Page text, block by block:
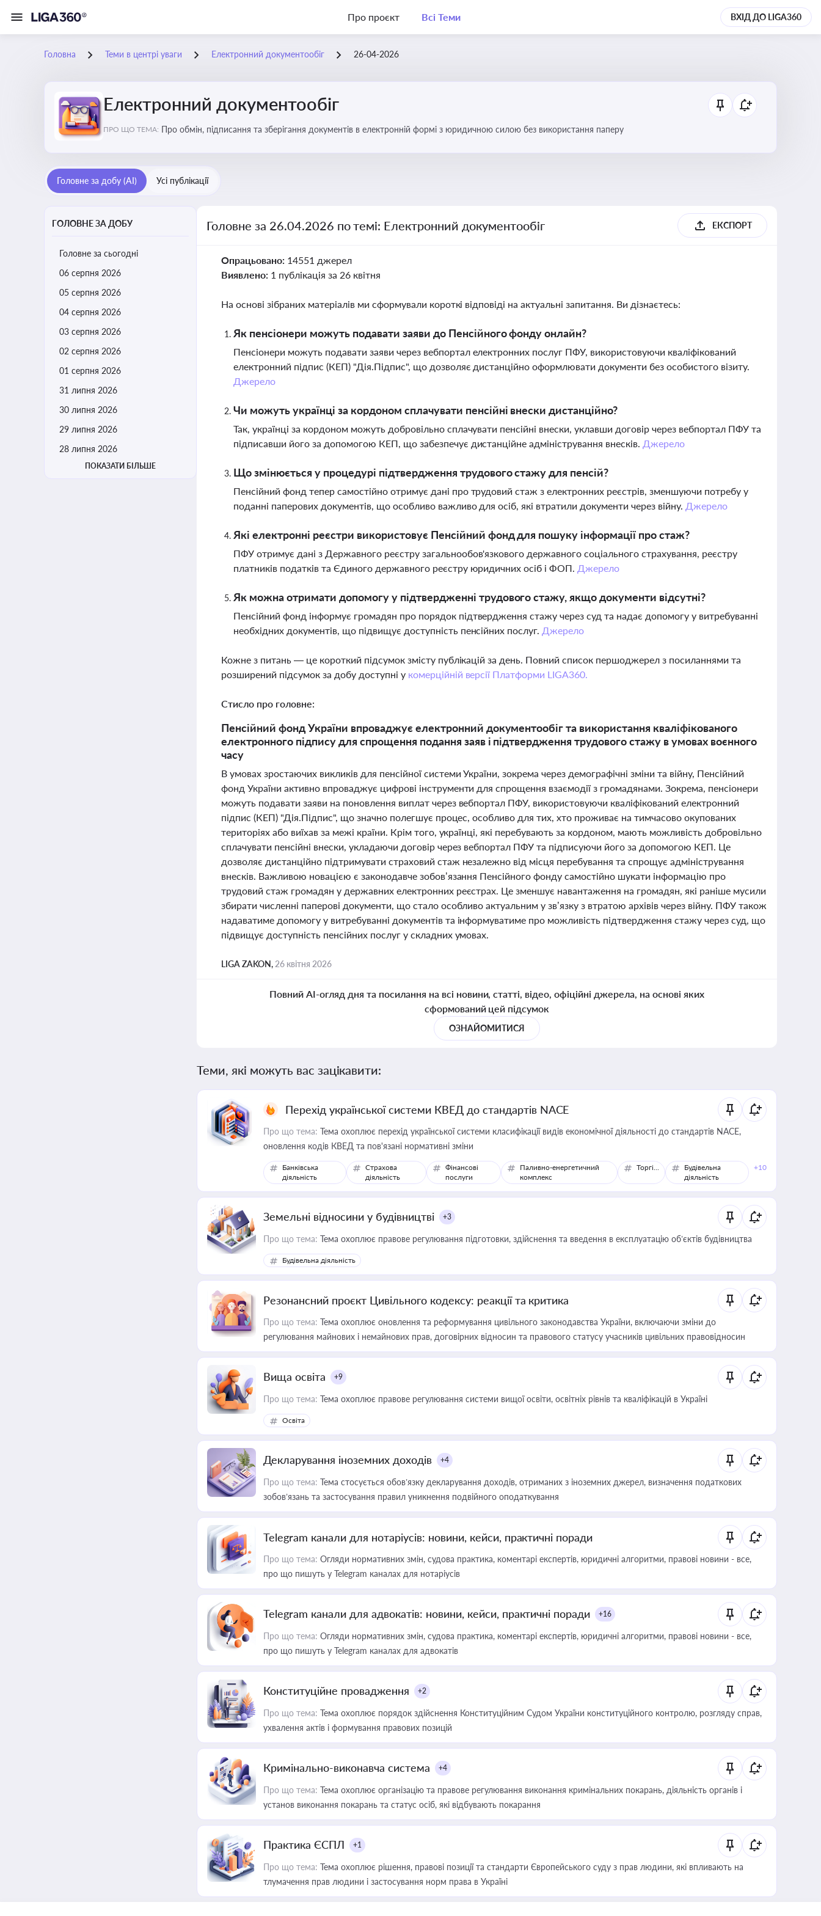
Про проєкт Всі Теми ВХІД ДО LIGA360
Головна Теми в центрі уваги Електронний документообіг 26-04-2026
Електронний документообіг
ПРО ЩО ТЕМА: Про обмін, підписання та зберігання документів в електронній формі з юридичною силою без використання паперу
Головне за добу (AI) Усі публікації
ГОЛОВНЕ ЗА ДОБУ
Головне за сьогодні
06 серпня 2026
05 серпня 2026
04 серпня 2026
03 серпня 2026
02 серпня 2026
01 серпня 2026
31 липня 2026
30 липня 2026
29 липня 2026
28 липня 2026
ПОКАЗАТИ БІЛЬШЕ
Головне за 26.04.2026 по темі: Електронний документообіг ЕКСПОРТ
Опрацьовано: 14551 джерел
Виявлено: 1 публікація за 26 квітня
На основі зібраних матеріалів ми сформували короткі відповіді на актуальні запитання. Ви дізнаєтесь:
Як пенсіонери можуть подавати заяви до Пенсійного фонду онлайн?
Пенсіонери можуть подавати заяви через вебпортал електронних послуг ПФУ, використовуючи кваліфікований
електронний підпис (КЕП) "Дія.Підпис", що дозволяє дистанційно оформлювати документи без особистого візиту.
Джерело
Чи можуть українці за кордоном сплачувати пенсійні внески дистанційно?
Так, українці за кордоном можуть добровільно сплачувати пенсійні внески, уклавши договір через вебпортал ПФУ та
підписавши його за допомогою КЕП, що забезпечує дистанційне адміністрування внесків. Джерело
Що змінюється у процедурі підтвердження трудового стажу для пенсій?
Пенсійний фонд тепер самостійно отримує дані про трудовий стаж з електронних реєстрів, зменшуючи потребу у
поданні паперових документів, що особливо важливо для осіб, які втратили документи через війну. Джерело
Які електронні реєстри використовує Пенсійний фонд для пошуку інформації про стаж?
ПФУ отримує дані з Державного реєстру загальнообов'язкового державного соціального страхування, реєстру
платників податків та Єдиного державного реєстру юридичних осіб і ФОП. Джерело
Як можна отримати допомогу у підтвердженні трудового стажу, якщо документи відсутні?
Пенсійний фонд інформує громадян про порядок підтвердження стажу через суд та надає допомогу у витребуванні
необхідних документів, що підвищує доступність пенсійних послуг. Джерело
Кожне з питань — це короткий підсумок змісту публікацій за день. Повний список першоджерел з посиланнями та
розширений підсумок за добу доступні у комерційній версії Платформи LIGA360.
Стисло про головне:
Пенсійний фонд України впроваджує електронний документообіг та використання кваліфікованого
електронного підпису для спрощення подання заяв і підтвердження трудового стажу в умовах воєнного
часу
В умовах зростаючих викликів для пенсійної системи України, зокрема через демографічні зміни та війну, Пенсійний
фонд України активно впроваджує цифрові інструменти для спрощення взаємодії з громадянами. Зокрема, пенсіонери
можуть подавати заяви на поновлення виплат через вебпортал ПФУ, використовуючи кваліфікований електронний
підпис (КЕП) "Дія.Підпис", що значно полегшує процес, особливо для тих, хто проживає на тимчасово окупованих
територіях або виїхав за межі країни. Крім того, українці, які перебувають за кордоном, мають можливість добровільно
сплачувати пенсійні внески, укладаючи договір через вебпортал ПФУ та підписуючи його за допомогою КЕП. Це
дозволяє дистанційно підтримувати страховий стаж незалежно від місця перебування та спрощує адміністрування
внесків. Важливою новацією є законодавче зобов’язання Пенсійного фонду самостійно шукати інформацію про
трудовий стаж громадян у державних електронних реєстрах. Це зменшує навантаження на громадян, які раніше мусили
збирати численні паперові документи, що стало особливо актуальним у зв’язку з втратою архівів через війну. ПФУ також
надаватиме допомогу у витребуванні документів та інформуватиме про можливість підтвердження стажу через суд, що
підвищує доступність пенсійних послуг у складних умовах.
LIGA ZAKON, 26 квітня 2026
Повний AI-огляд дня та посилання на всі новини, статті, відео, офіційні джерела, на основі яких
сформований цей підсумок
ОЗНАЙОМИТИСЯ
Теми, які можуть вас зацікавити:
Перехід української системи КВЕД до стандартів NACE
Про що тема: Тема охоплює перехід української системи класифікації видів економічної діяльності до стандартів NACE,
оновлення кодів КВЕД та пов'язані нормативні зміни
Банківська
діяльність
Страхова
діяльність
Фінансові
послуги
Паливно-енергетичний
комплекс
Торгівля
Будівельна
діяльність
+10
Земельні відносини у будівництві +3
Про що тема: Тема охоплює правове регулювання підготовки, здійснення та введення в експлуатацію об’єктів будівництва
Будівельна діяльність
Резонансний проєкт Цивільного кодексу: реакції та критика
Про що тема: Тема охоплює оновлення та реформування цивільного законодавства України, включаючи зміни до
регулювання майнових і немайнових прав, договірних відносин та правового статусу учасників цивільних правовідносин
Вища освіта +9
Про що тема: Тема охоплює правове регулювання системи вищої освіти, освітніх рівнів та кваліфікацій в Україні
Освіта
Декларування іноземних доходів +4
Про що тема: Тема стосується обов’язку декларування доходів, отриманих з іноземних джерел, визначення податкових
зобов’язань та застосування правил уникнення подвійного оподаткування
Telegram канали для нотаріусів: новини, кейси, практичні поради
Про що тема: Огляди нормативних змін, судова практика, коментарі експертів, юридичні алгоритми, правові новини - все,
про що пишуть у Telegram каналах для нотаріусів
Telegram канали для адвокатів: новини, кейси, практичні поради +16
Про що тема: Огляди нормативних змін, судова практика, коментарі експертів, юридичні алгоритми, правові новини - все,
про що пишуть у Telegram каналах для адвокатів
Конституційне провадження +2
Про що тема: Тема охоплює порядок здійснення Конституційним Судом України конституційного контролю, розгляду справ,
ухвалення актів і формування правових позицій
Кримінально-виконавча система +4
Про що тема: Тема охоплює організацію та правове регулювання виконання кримінальних покарань, діяльність органів і
установ виконання покарань та статус осіб, які відбувають покарання
Практика ЄСПЛ +1
Про що тема: Тема охоплює рішення, правові позиції та стандарти Європейського суду з прав людини, які впливають на
тлумачення прав людини і застосування норм права в Україні